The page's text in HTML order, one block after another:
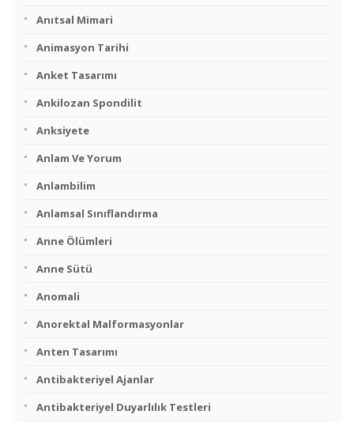
Anıtsal Mimari
Animasyon Tarihi
Anket Tasarımı
Ankilozan Spondilit
Anksiyete
Anlam Ve Yorum
Anlambilim
Anlamsal Sınıflandırma
Anne Ölümleri
Anne Sütü
Anomali
Anorektal Malformasyonlar
Anten Tasarımı
Antibakteriyel Ajanlar
Antibakteriyel Duyarlılık Testleri